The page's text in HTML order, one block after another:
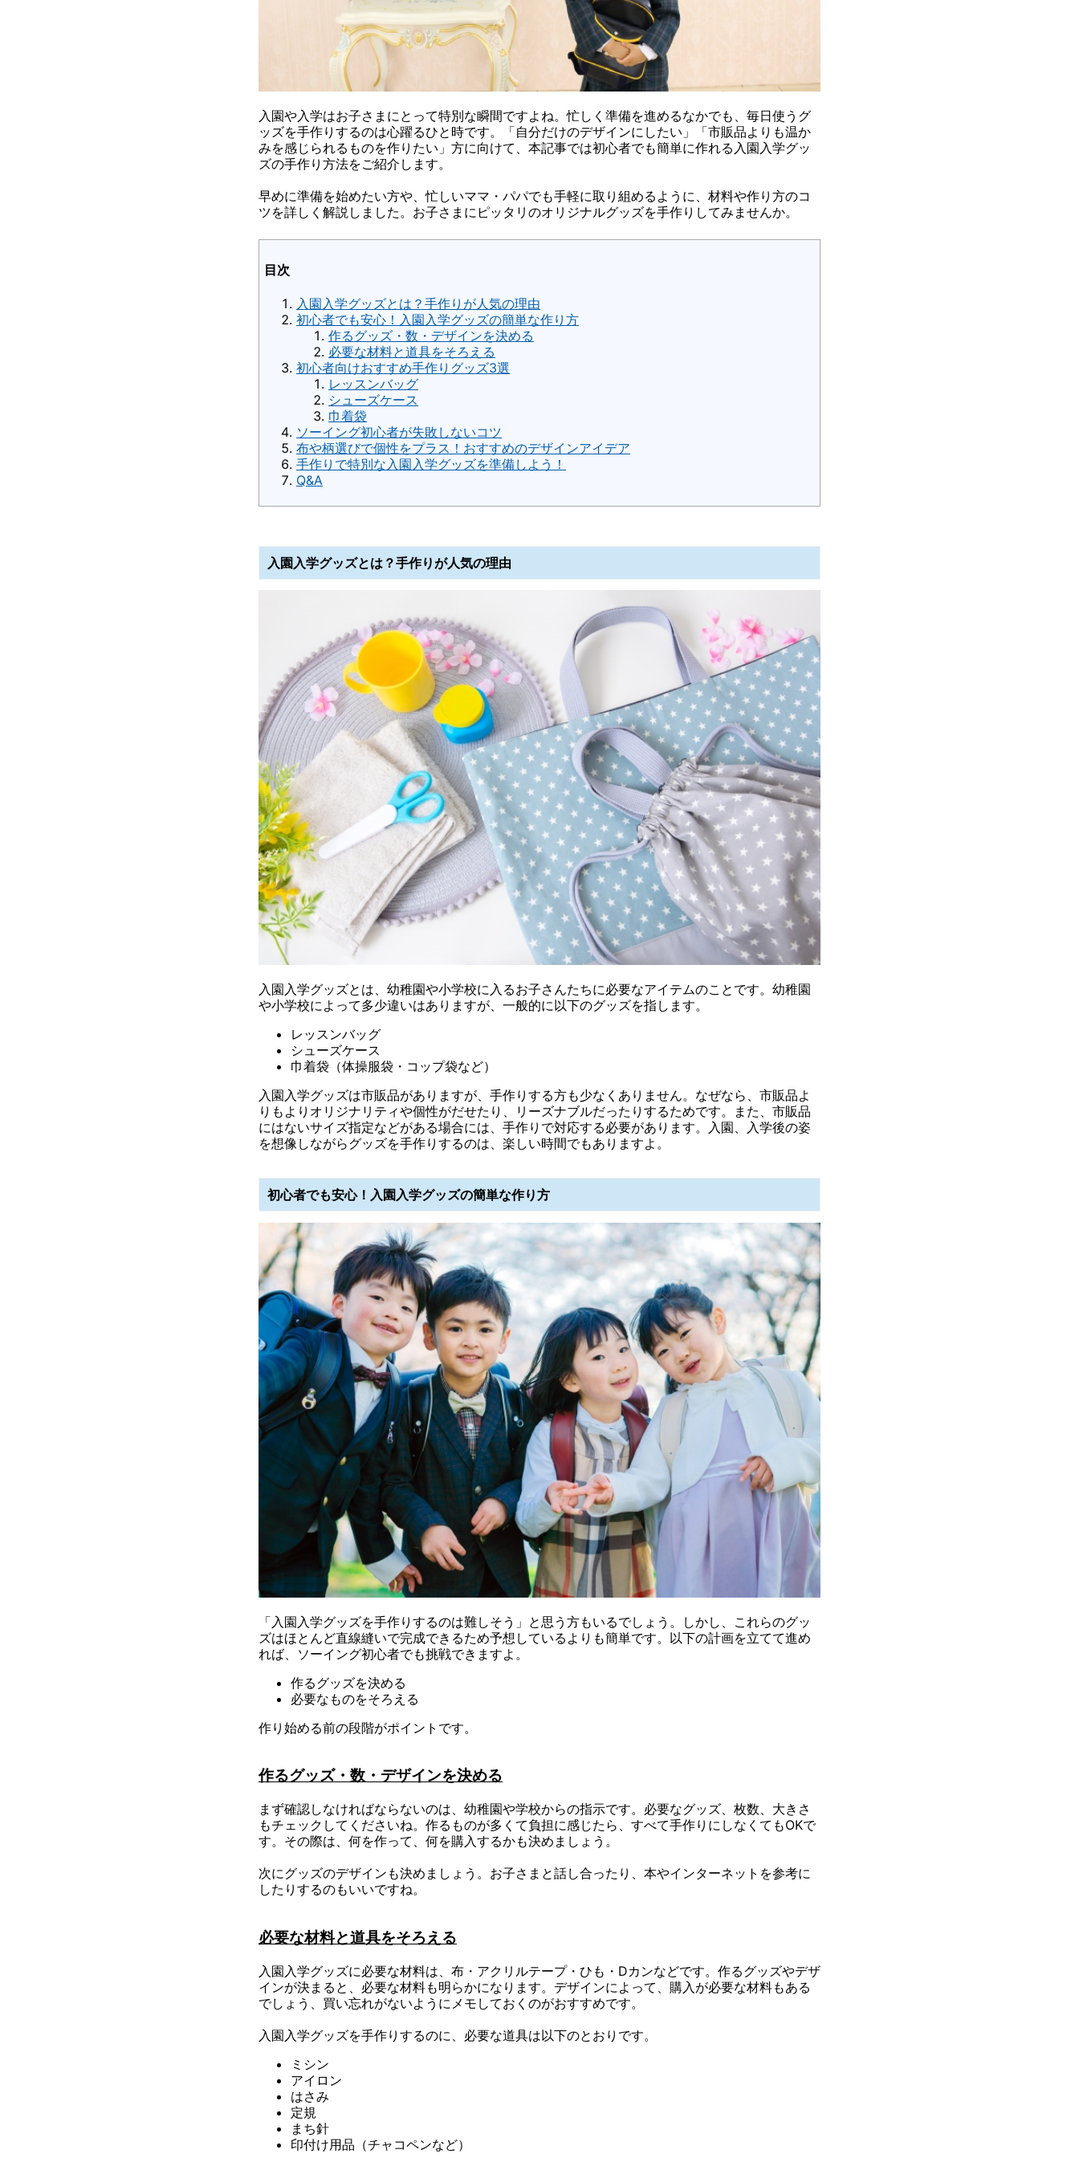
入園や入学はお子さまにとって特別な瞬間ですよね。忙しく準備を進めるなかでも、毎日使うグ
ッズを手作りするのは心躍るひと時です。「自分だけのデザインにしたい」「市販品よりも温か
みを感じられるものを作りたい」方に向けて、本記事では初心者でも簡単に作れる入園入学グッ
ズの手作り方法をご紹介します。
早めに準備を始めたい方や、忙しいママ・パパでも手軽に取り組めるように、材料や作り方のコ
ツを詳しく解説しました。お子さまにピッタリのオリジナルグッズを手作りしてみませんか。
目次
入園入学グッズとは？手作りが人気の理由
初心者でも安心！入園入学グッズの簡単な作り方
作るグッズ・数・デザインを決める
必要な材料と道具をそろえる
初心者向けおすすめ手作りグッズ3選
レッスンバッグ
シューズケース
巾着袋
ソーイング初心者が失敗しないコツ
布や柄選びで個性をプラス！おすすめのデザインアイデア
手作りで特別な入園入学グッズを準備しよう！
Q&A
入園入学グッズとは？手作りが人気の理由
入園入学グッズとは、幼稚園や小学校に入るお子さんたちに必要なアイテムのことです。幼稚園
や小学校によって多少違いはありますが、一般的に以下のグッズを指します。
レッスンバッグ
シューズケース
巾着袋（体操服袋・コップ袋など）
入園入学グッズは市販品がありますが、手作りする方も少なくありません。なぜなら、市販品よ
りもよりオリジナリティや個性がだせたり、リーズナブルだったりするためです。また、市販品
にはないサイズ指定などがある場合には、手作りで対応する必要があります。入園、入学後の姿
を想像しながらグッズを手作りするのは、楽しい時間でもありますよ。
初心者でも安心！入園入学グッズの簡単な作り方
「入園入学グッズを手作りするのは難しそう」と思う方もいるでしょう。しかし、これらのグッ
ズはほとんど直線縫いで完成できるため予想しているよりも簡単です。以下の計画を立てて進め
れば、ソーイング初心者でも挑戦できますよ。
作るグッズを決める
必要なものをそろえる
作り始める前の段階がポイントです。
作るグッズ・数・デザインを決める
まず確認しなければならないのは、幼稚園や学校からの指示です。必要なグッズ、枚数、大きさ
もチェックしてくださいね。作るものが多くて負担に感じたら、すべて手作りにしなくてもOKで
す。その際は、何を作って、何を購入するかも決めましょう。
次にグッズのデザインも決めましょう。お子さまと話し合ったり、本やインターネットを参考に
したりするのもいいですね。
必要な材料と道具をそろえる
入園入学グッズに必要な材料は、布・アクリルテープ・ひも・Dカンなどです。作るグッズやデザ
インが決まると、必要な材料も明らかになります。デザインによって、購入が必要な材料もある
でしょう、買い忘れがないようにメモしておくのがおすすめです。
入園入学グッズを手作りするのに、必要な道具は以下のとおりです。
ミシン
アイロン
はさみ
定規
まち針
印付け用品（チャコペンなど）